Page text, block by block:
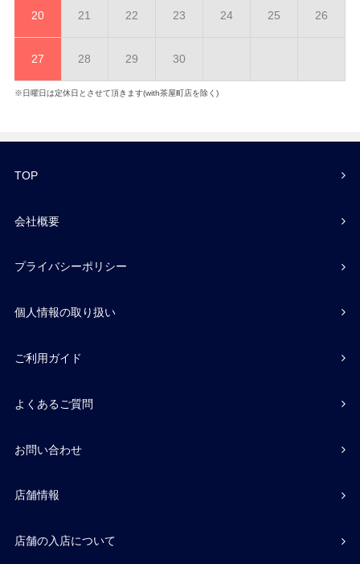
20 21 22 23 24 25 26
27 28 29 30
※日曜日は定休日とさせて頂きます(with茶屋町店を除く)
TOP
会社概要
プライバシーポリシー
個人情報の取り扱い
ご利用ガイド
よくあるご質問
お問い合わせ
店舗情報
店舗の入店について